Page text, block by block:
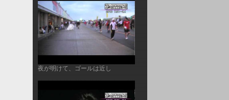
夜が明けて、ゴールは近し